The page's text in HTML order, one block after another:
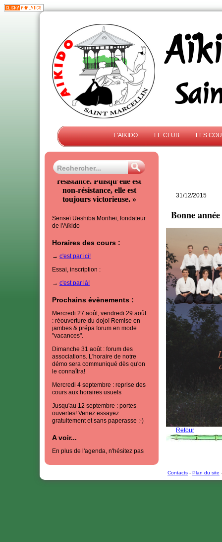
L'AÏKIDO LE CLUB LES
« L’Aïkido est la non-
résistance. Puisqu’elle est
non-résistance, elle est
toujours victorieuse. »
Senseï Ueshiba Morihei, fondateur
de l'Aïkido
Horaires des cours :
c'est par ici!
Essai, inscription :
c'est par là!
Prochains évènements :
Mercredi 27 août, vendredi 29 août
: réouverture du dojo! Remise en
jambes & prépa forum en mode
"vacances".
Dimanche 31 août : forum des
associations. L'horaire de notre
démo sera communiqué dès qu'on
le connaîtra!
Mercredi 4 septembre : reprise des
cours aux horaires usuels
Jusqu'au 12 septembre : portes
ouvertes! Venez essayez
gratuitement et sans paperasse :-)
A voir...
En plus de l'agenda, n'hésitez pas
- la rubrique du site "la vie du club"
événements de l'aikido club de
31/12/2015
Bonne
Retour
Contacts - Plan du site